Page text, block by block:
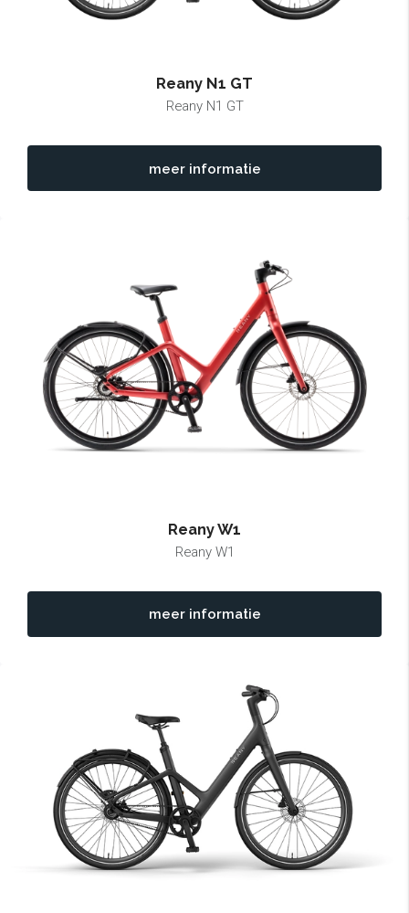
Reany N1 GT
Reany N1 GT
meer informatie
Reany W1
Reany W1
meer informatie